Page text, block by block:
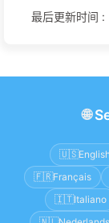
最后更新时间 :
🌐
🇺🇸English
🇫🇷Français
🇮🇹Italiano